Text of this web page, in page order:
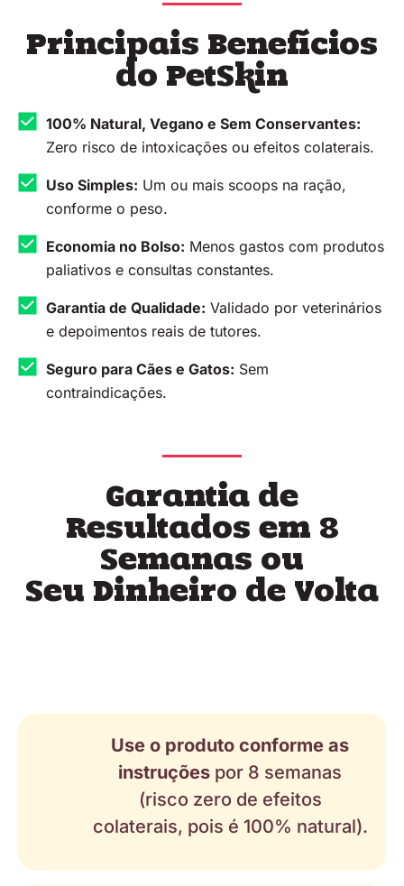
Principais Benefícios
do PetSkin
100% Natural, Vegano e Sem Conservantes:
Zero risco de intoxicações ou efeitos colaterais.
Uso Simples: Um ou mais scoops na ração,
conforme o peso.
Economia no Bolso: Menos gastos com produtos
paliativos e consultas constantes.
Garantia de Qualidade: Validado por veterinários
e depoimentos reais de tutores.
Seguro para Cães e Gatos: Sem
contraindicações.
Garantia de
Resultados em 8
Semanas ou
Seu Dinheiro de Volta
Use o produto conforme as
instruções por 8 semanas
(risco zero de efeitos
colaterais, pois é 100% natural).